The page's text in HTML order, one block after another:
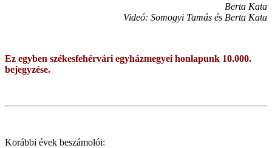
Berta Kata
Videó: Somogyi Tamás és Berta Kata
Ez egyben székesfehérvári egyházmegyei honlapunk 10.000.
bejegyzése.
Korábbi évek beszámolói: